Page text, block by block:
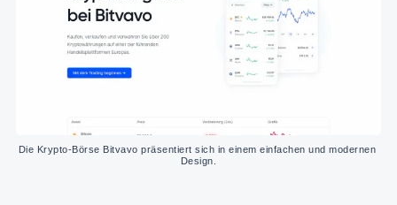
Die Krypto-Börse Bitvavo präsentiert sich in einem einfachen und modernen
Design.